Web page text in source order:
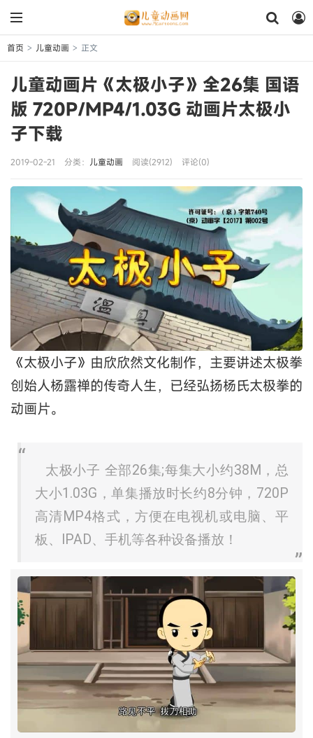
首页 > 儿童动画 > 正文
儿童动画片《太极小子》全26集 国语
版 720P/MP4/1.03G 动画片太极小
子下载
2019-02-21 分类： 儿童动画 阅读(2912) 评论(0)
《太极小子》由欣欣然文化制作，主要讲述太极拳
创始人杨露禅的传奇人生，已经弘扬杨氏太极拳的
动画片。
太极小子 全部26集;每集大小约38M，总
大小1.03G，单集播放时长约8分钟，720P
高清MP4格式，方便在电视机或电脑、平
板、IPAD、手机等各种设备播放！